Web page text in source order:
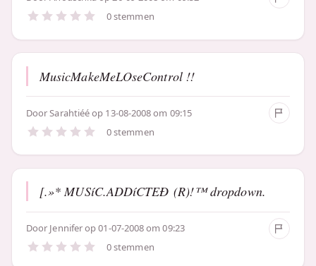
0 stemmen
MusicMakeMeLOseControl !!
DoorSarahtiééop 13-08-2008 om 09:15
0 stemmen
[.»* MUSíC.ADDíCTEÐ (R)!™ dropdown.
Door Jenniferop 01-07-2008 om 09:23
0 stemmen